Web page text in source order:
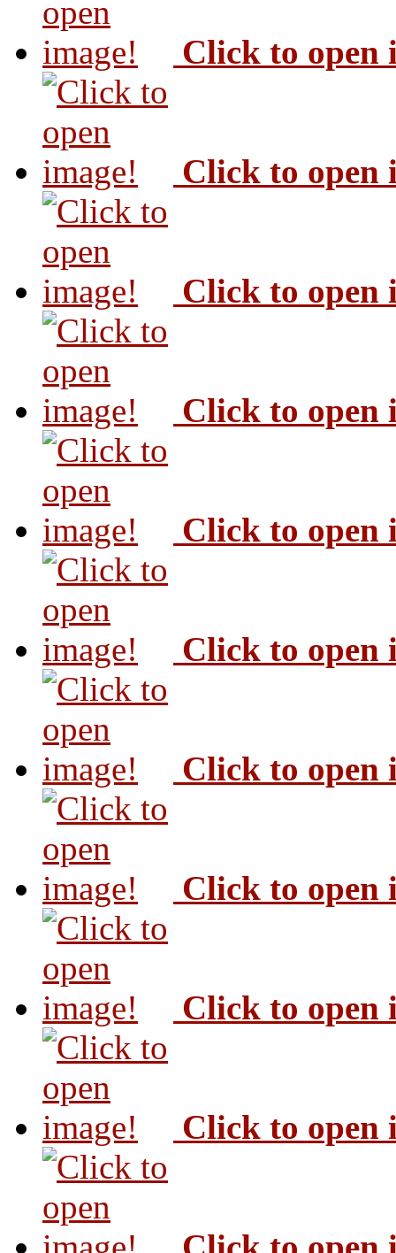
Click to open
Click to open
Click to open
Click to open
Click to open
Click to open
Click to open
Click to open
Click to open
Click to open